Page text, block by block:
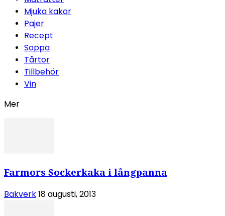
Mjuka kakor
Pajer
Recept
Soppa
Tårtor
Tillbehör
Vin
Mer
Farmors Sockerkaka i långpanna
Bakverk18 augusti, 2013